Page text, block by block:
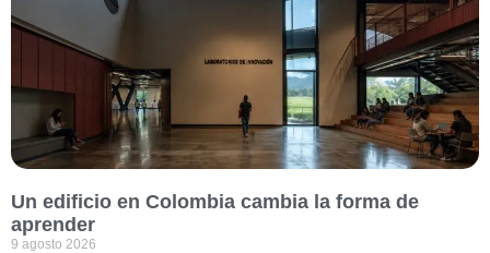
Un edificio en Colombia cambia la forma de
aprender
9 agosto 2026